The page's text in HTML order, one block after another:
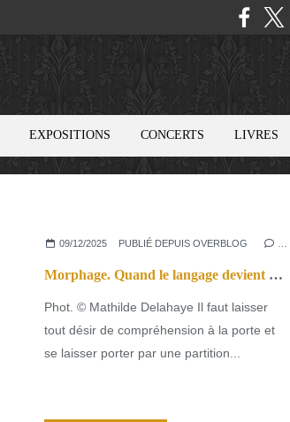
EXPOSITIONS CONCERTS LIVRES
09/12/2025 PUBLIÉ DEPUIS OVERBLOG
Morphage. Quand le langage devient exploration sonore et musicale.
Phot. © Mathilde Delahaye Il faut laisser
tout désir de compréhension à la porte et
se laisser porter par une partition...